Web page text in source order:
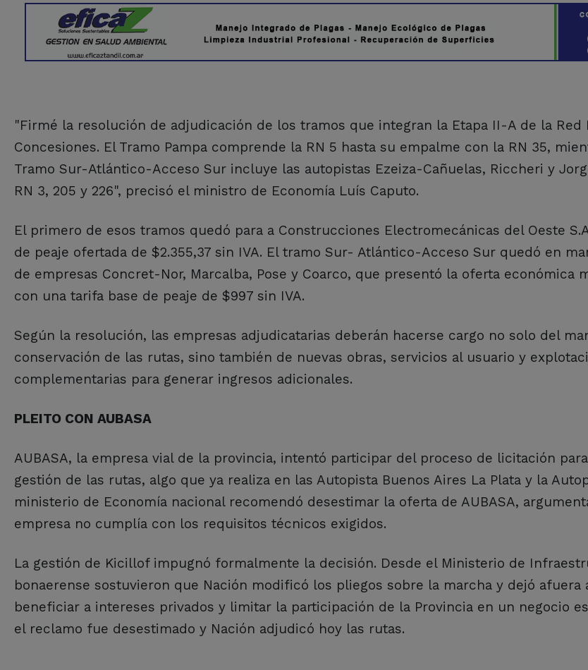
"Firmé la resolución de adjudicación de los tramos que integran la Etapa II-A de la Red
Concesiones. El Tramo Pampa comprende la RN 5 hasta su empalme con la RN 35,
Tramo Sur-Atlántico-Acceso Sur incluye las autopistas Ezeiza-Cañuelas, Riccheri y
RN 3, 205 y 226", precisó el ministro de Economía Luís Caputo.
El primero de esos tramos quedó para a Construcciones Electromecánicas del Oeste
de peaje ofertada de $2.355,37 sin IVA. El tramo Sur- Atlántico-Acceso Sur quedó en
de empresas Concret-Nor, Marcalba, Pose y Coarco, que presentó la oferta económica
con una tarifa base de peaje de $997 sin IVA.
Según la resolución, las empresas adjudicatarias deberán hacerse cargo no solo del
conservación de las rutas, sino también de nuevas obras, servicios al usuario y
complementarias para generar ingresos adicionales.
PLEITO CON AUBASA
AUBASA, la empresa vial de la provincia, intentó participar del proceso de licitación
gestión de las rutas, algo que ya realiza en las Autopista Buenos Aires La Plata y la
ministerio de Economía nacional recomendó desestimar la oferta de AUBASA,
empresa no cumplía con los requisitos técnicos exigidos.
La gestión de Kicillof impugnó formalmente la decisión. Desde el Ministerio de
bonaerense sostuvieron que Nación modificó los pliegos sobre la marcha y dejó afuera
beneficiar a intereses privados y limitar la participación de la Provincia en un negocio
el reclamo fue desestimado y Nación adjudicó hoy las rutas.